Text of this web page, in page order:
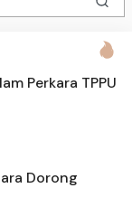
Perkara TPPU
Dorong